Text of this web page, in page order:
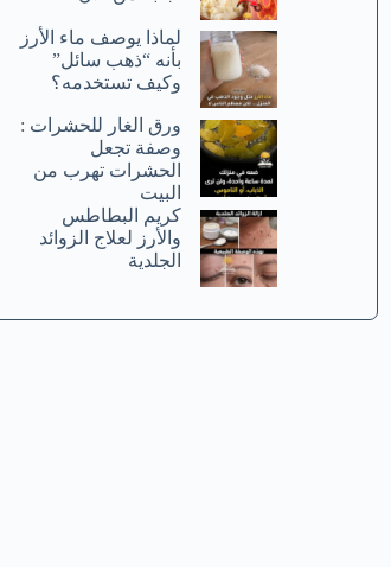
لماذا يوصف ماء الأرز
بأنه “ذهب سائل”
وكيف تستخدمه؟
ورق الغار للحشرات :
وصفة تجعل
الحشرات تهرب من
البيت
كريم البطاطس
والأرز لعلاج الزوائد
الجلدية